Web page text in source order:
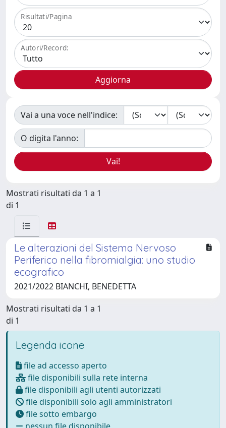
Risultati/Pagina
Autori/Record:
Vai a una voce nell'indice:
O digita l'anno:
Mostrati risultati da 1 a 1
di 1
Le alterazioni del Sistema Nervoso
Periferico nella fibromialgia: uno studio
ecografico
2021/2022 BIANCHI, BENEDETTA
Mostrati risultati da 1 a 1
di 1
Legenda icone
file ad accesso aperto
file disponibili sulla rete interna
file disponibili agli utenti autorizzati
file disponibili solo agli amministratori
file sotto embargo